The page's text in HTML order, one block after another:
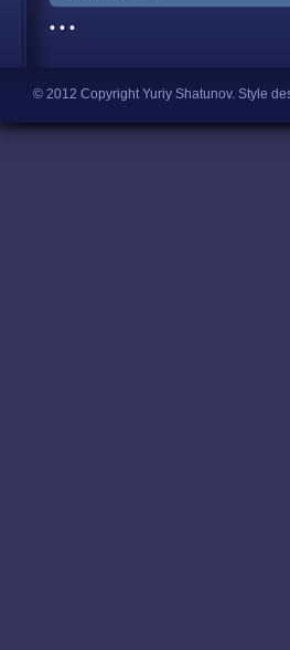
• • •
© 2012 Copyright Yuriy Shatunov. Style